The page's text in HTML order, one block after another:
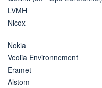
LVMH
Nicox
Nokia
Veolia Environnement
Eramet
Alstom